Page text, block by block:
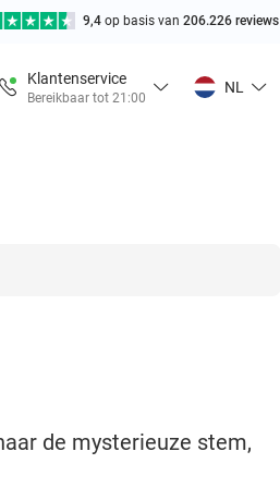
9,4 op basis van 206.226 reviews
Klantenservice
Bereikbaar tot 21:00
NL
de mysterieuze stem,